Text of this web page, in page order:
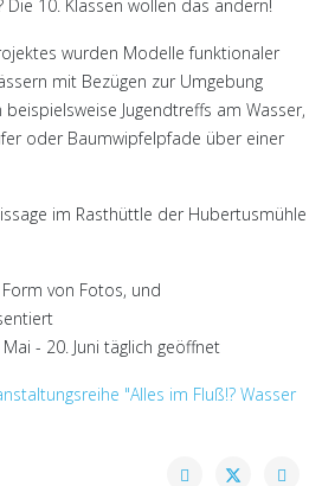
10. Klassen wollen das ändern!
wurden Modelle funktionaler
mit Bezügen zur Umgebung
Jugendtreffs am Wasser,
oder Baumwipfelpfade über einer
im Rasthüttle der Hubertusmühle
von Fotos, und
- 20. Juni täglich geöffnet
"Alles im Fluß!? Wasser